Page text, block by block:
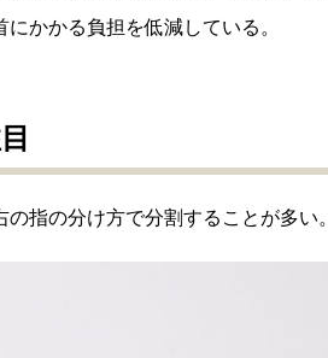
かかる負担を低減している。
指の分け方で分割することが多い。